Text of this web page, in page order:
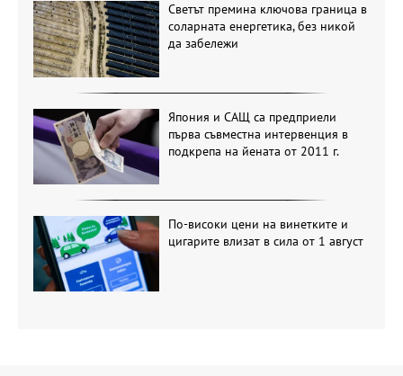
Светът премина ключова граница в
соларната енергетика, без никой
да забележи
Япония и САЩ са предприели
първа съвместна интервенция в
подкрепа на йената от 2011 г.
По-високи цени на винетките и
цигарите влизат в сила от 1 август